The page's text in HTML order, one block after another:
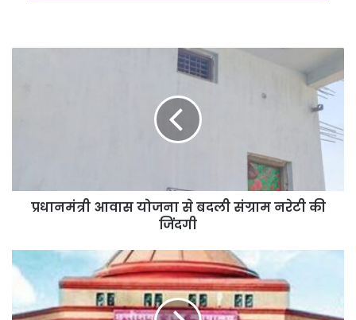
का पता चल सकेगा।
प्रधानमंत्री आवास योजना से बदली संग्राम नरेटी की
जिंदगी